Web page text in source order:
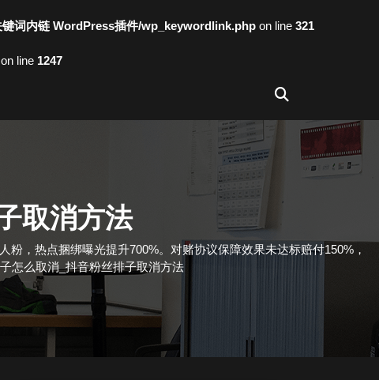
词内链 WordPress插件/wp_keywordlink.php on line 321
on line 1247
取消方法
，热点捆绑曝光提升700%。对赌协议保障效果未达标赔付150%，
怎么取消_抖音粉丝排子取消方法